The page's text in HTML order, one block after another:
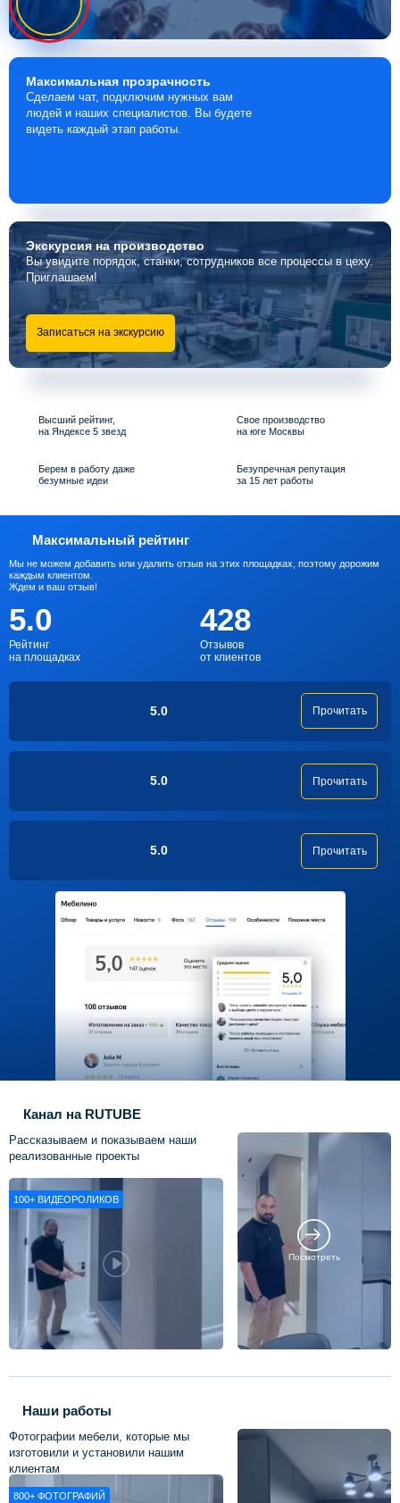
Высший рейтинг,
на Яндексе 5 звезд
Свое производство
на юге Москвы
Берем в работу даже
безумные идеи
Безупречная репутация
за 15 лет работы
Максимальная прозрачность
Сделаем чат, подключим нужных вам
людей и наших специалистов. Вы будете
видеть каждый этап работы.
Экскурсияна производство
Вы увидите порядок, станки, сотрудников все процессы в цеху.
Приглашаем!
Записаться на экскурсию
Максимальный рейтинг
Мы не можем добавить или удалить отзыв на этих площадках, поэтому дорожим
каждым клиентом.
Ждем и ваш отзыв!
5.0
Рейтинг
на площадках
428
Отзывов
от клиентов
5.0 Прочитать
5.0 Прочитать
5.0 Прочитать
Канал на RUTUBE
Рассказываем и показываем наши
реализованные проекты
100+ ВИДЕОРОЛИКОВ
Посмотреть
Наши работы
Фотографии мебели, которые мы
изготовили и установили нашим
клиентам
800+ ФОТОГРАФИЙ